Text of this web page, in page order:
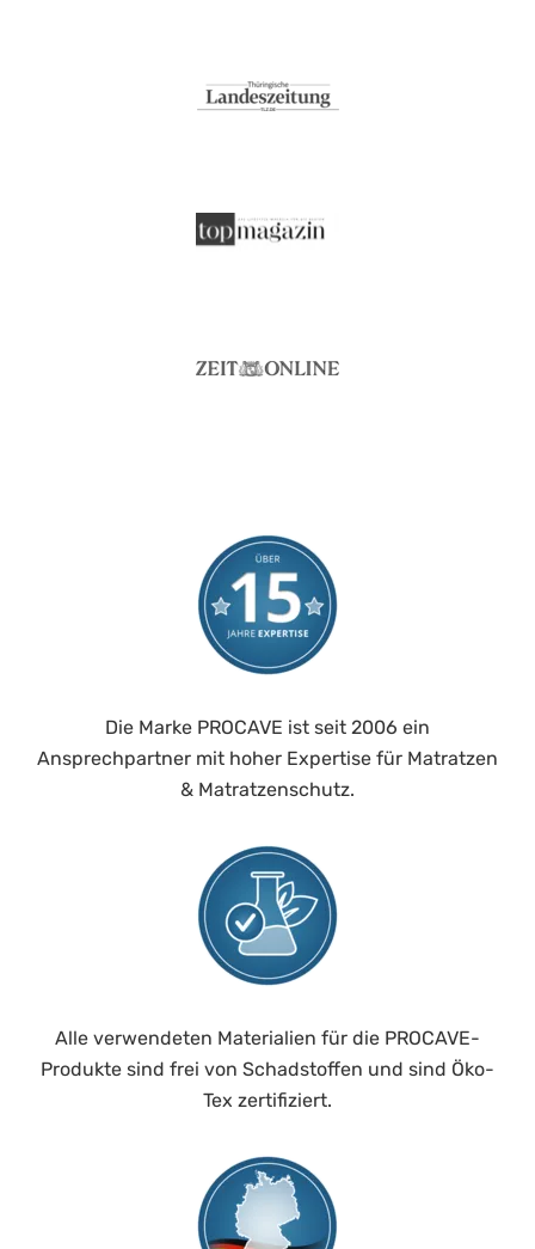
Die Marke PROCAVE ist seit 2006 ein
Ansprechpartner mit hoher Expertise für Matratzen
& Matratzenschutz.
Alle verwendeten Materialien für die PROCAVE-
Produkte sind frei von Schadstoffen und sind Öko-
Tex zertifiziert.